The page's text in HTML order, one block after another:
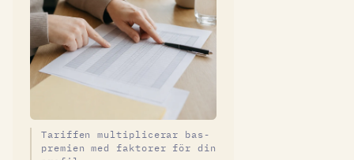
Tariffen multiplicerar bas-
premien med faktorer för din